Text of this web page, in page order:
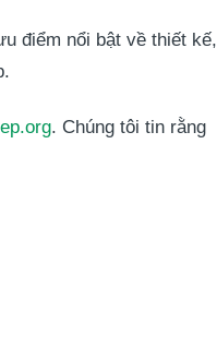
điểm nổi bật về thiết kế,
. Chúng tôi tin rằng